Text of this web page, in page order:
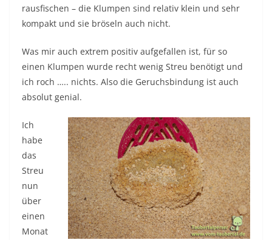
rausfischen – die Klumpen sind relativ klein und sehr
kompakt und sie bröseln auch nicht.
Was mir auch extrem positiv aufgefallen ist, für so
einen Klumpen wurde recht wenig Streu benötigt und
ich roch ….. nichts. Also die Geruchsbindung ist auch
absolut genial.
Ich
habe
das
Streu
nun
über
einen
Monat